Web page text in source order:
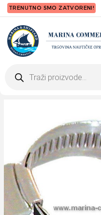
TRENUTNO SMO ZATVORENI!
search